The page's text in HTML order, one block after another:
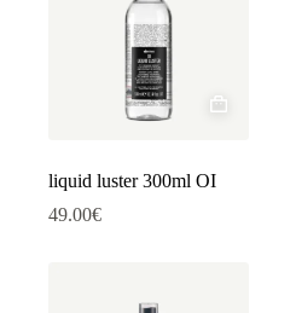
liquid luster 300ml OI
49.00€